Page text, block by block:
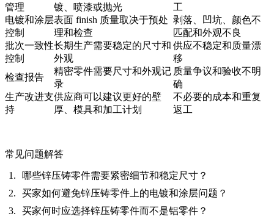
管理
镀、喷漆或抛光
工
电镀和涂层
控制
表面 finish 质量取决于预处
理和检查
剥落、凹坑、颜色不
匹配和外观不良
批次一致性
控制
长期生产需要稳定的尺寸和
外观
供应不稳定和质量漂
移
检查报告
精密零件需要尺寸和外观记
录
质量争议和验收不明
确
生产改进支
持
供应商可以建议更好的壁
厚、模具和加工计划
不必要的成本和重复
返工
常见问题解答
哪些锌压铸零件需要紧密细节和稳定尺寸？
买家如何避免锌压铸零件上的电镀和涂层问题？
买家何时应选择锌压铸零件而不是铝零件？